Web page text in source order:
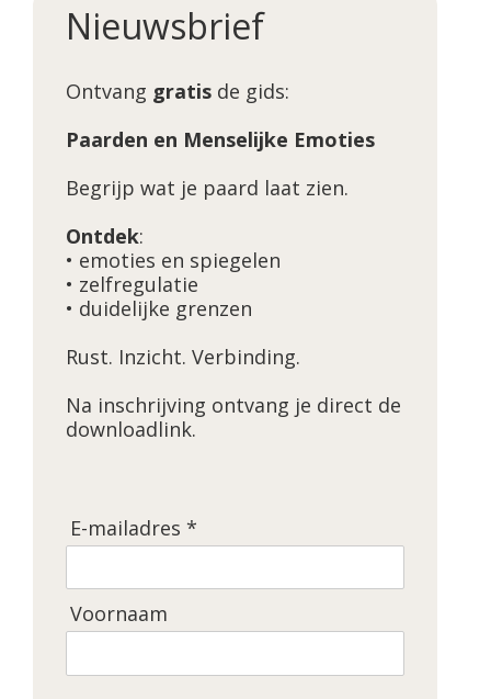
Nieuwsbrief
Ontvang gratis de gids:
Paarden en Menselijke Emoties
Begrijp wat je paard laat zien.
Ontdek:
• emoties en spiegelen
• zelfregulatie
• duidelijke grenzen
Rust. Inzicht. Verbinding.
Na inschrijving ontvang je direct de
downloadlink.
E-mailadres *
Voornaam